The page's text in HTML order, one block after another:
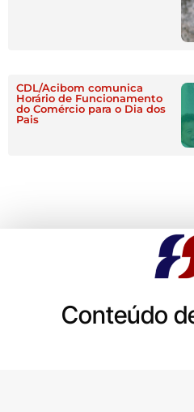
CDL/Acibom comunica
Horário de Funcionamento
do Comércio para o Dia dos
Pais
Conteúdo